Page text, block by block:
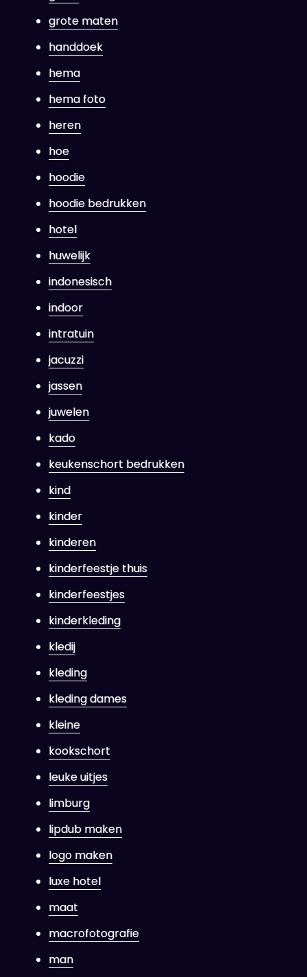
grote maten
handdoek
hema
hema foto
heren
hoe
hoodie
hoodie bedrukken
hotel
huwelijk
indonesisch
indoor
intratuin
jacuzzi
jassen
juwelen
kado
keukenschort bedrukken
kind
kinder
kinderen
kinderfeestje thuis
kinderfeestjes
kinderkleding
kledij
kleding
kleding dames
kleine
kookschort
leuke uitjes
limburg
lipdub maken
logo maken
luxe hotel
maat
macrofotografie
man